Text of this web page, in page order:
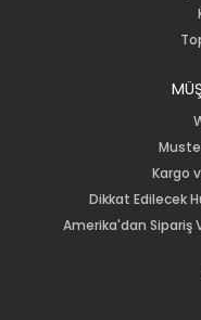
Kargo
Dikkat Edilecek
Amerika'dan Sipariş